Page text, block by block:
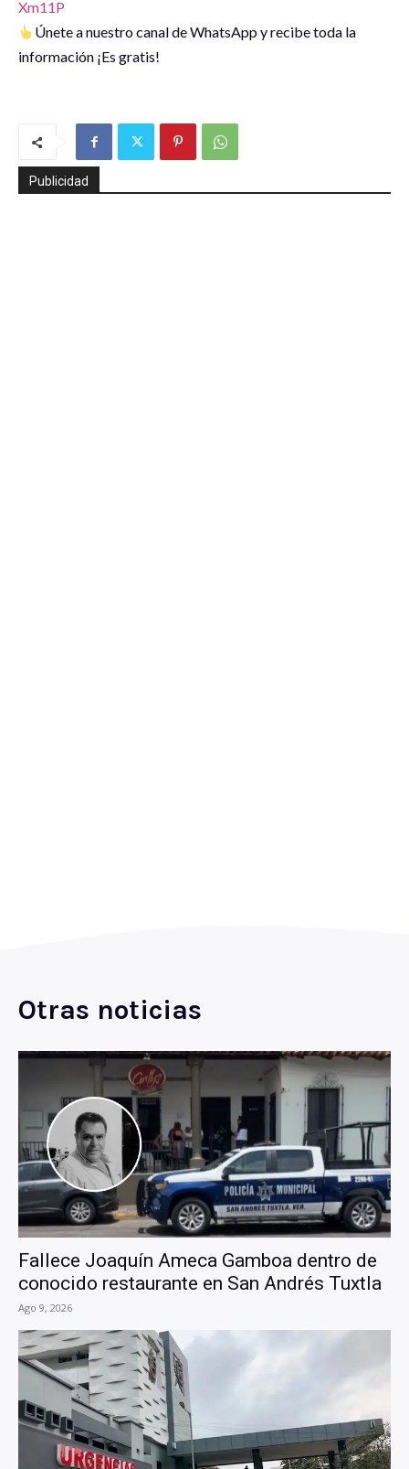
Xm11P
Únete a nuestro canal de WhatsApp y recibe toda la
información ¡Es gratis!
Publicidad
Otras noticias
Fallece Joaquín Ameca Gamboa dentro de
conocido restaurante en San Andrés Tuxtla
Ago 9, 2026